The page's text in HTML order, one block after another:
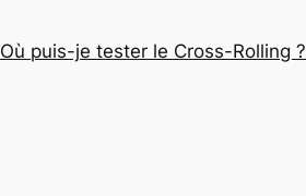
Où puis-je tester le Cross-Rolling ?